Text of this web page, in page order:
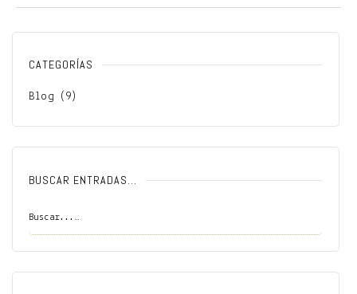
CATEGORÍAS
Blog (9)
BUSCAR ENTRADAS…